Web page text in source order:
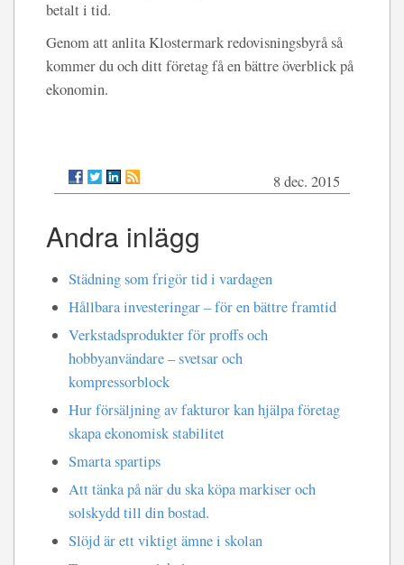
betalt i tid.
Genom att anlita Klostermark redovisningsbyrå så
kommer du och ditt företag få en bättre överblick på
ekonomin.
8 dec. 2015
Andra inlägg
Städning som frigör tid i vardagen
Hållbara investeringar – för en bättre framtid
Verkstadsprodukter för proffs och
hobbyanvändare – svetsar och
kompressorblock
Hur försäljning av fakturor kan hjälpa företag
skapa ekonomisk stabilitet
Smarta spartips
Att tänka på när du ska köpa markiser och
solskydd till din bostad.
Slöjd är ett viktigt ämne i skolan